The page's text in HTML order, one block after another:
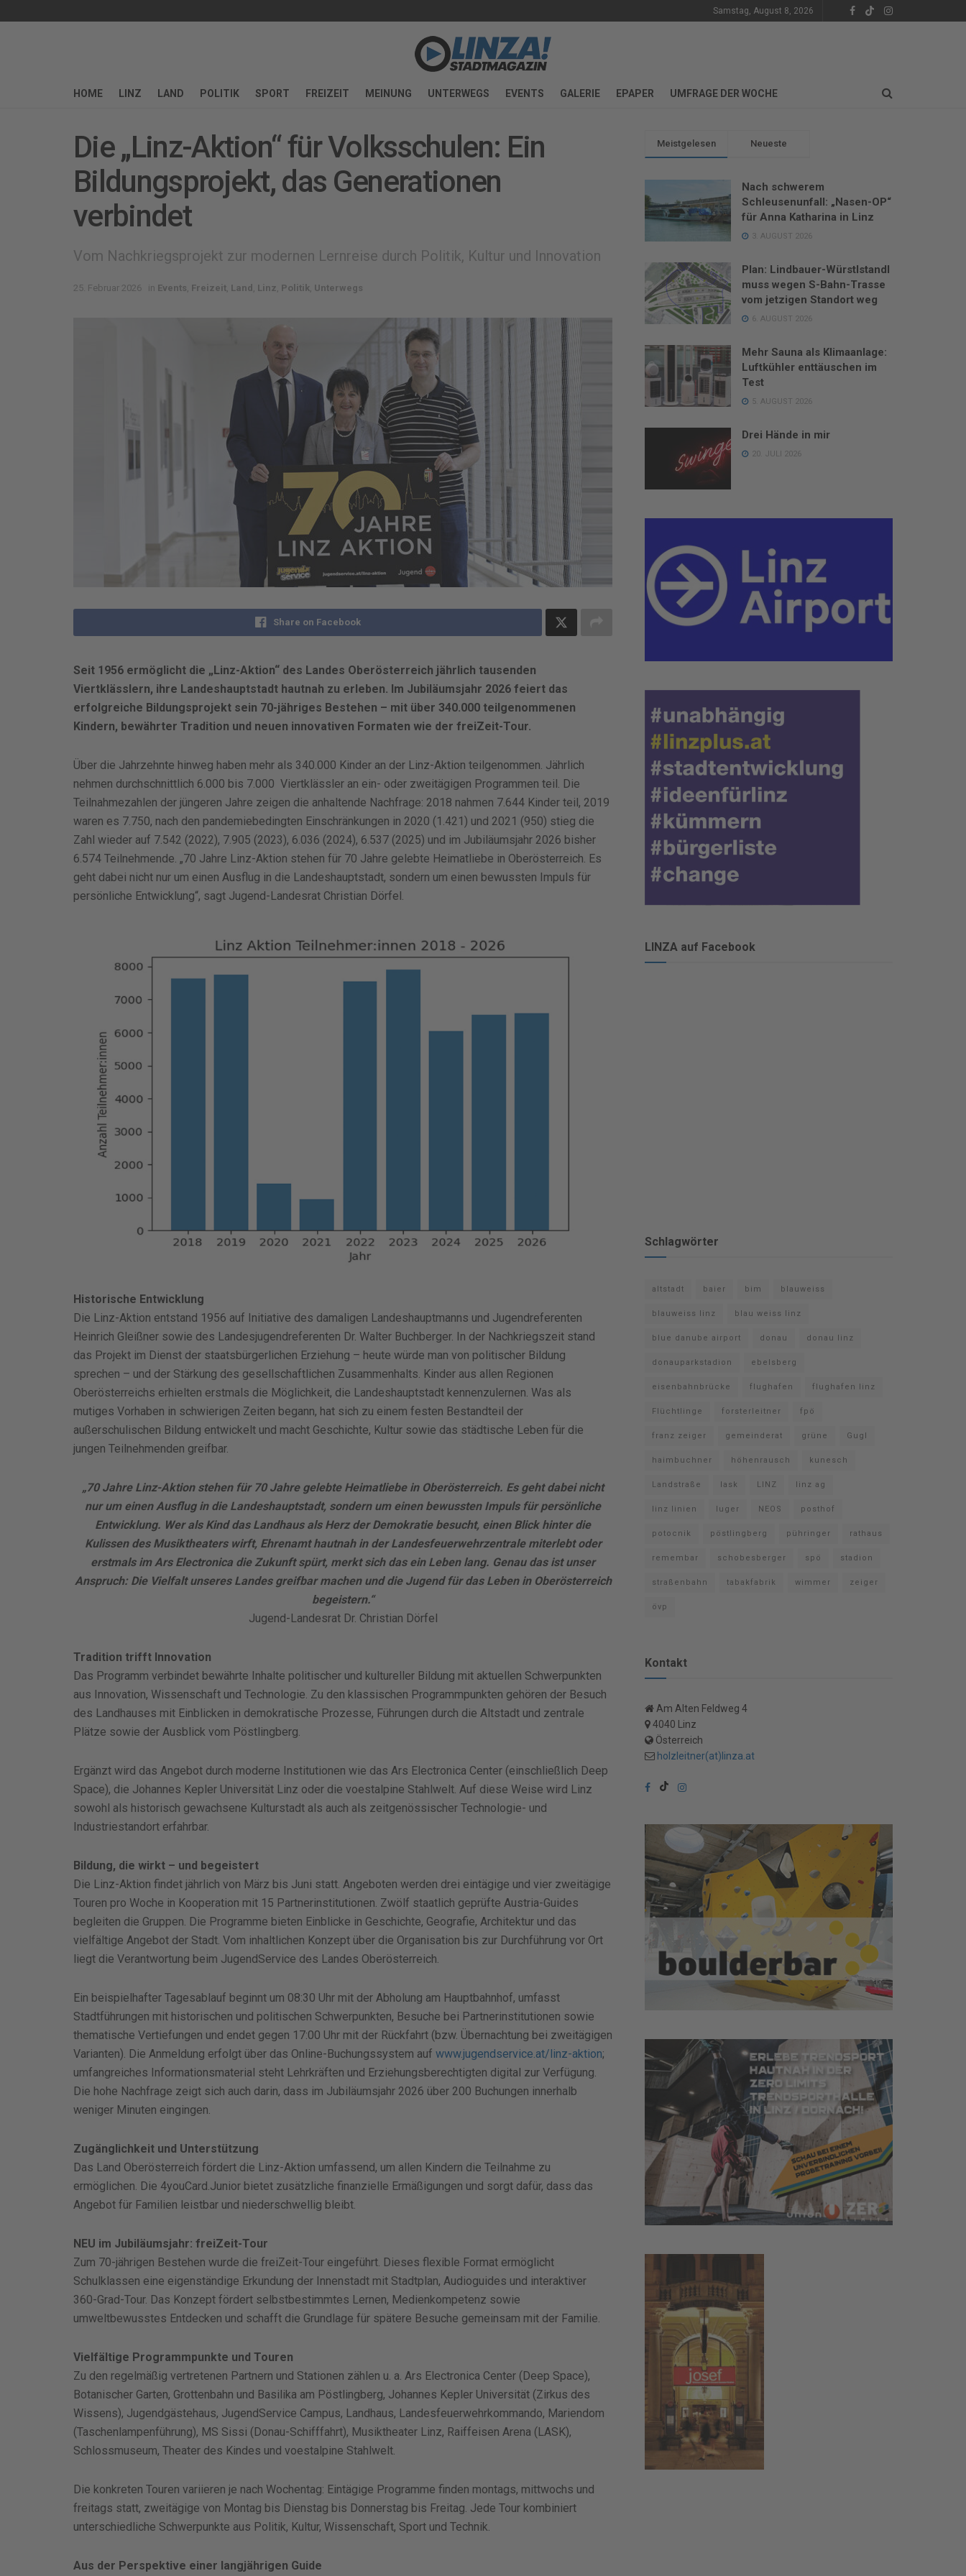
Samstag, August 8, 2026
HOME LINZ LAND POLITIK SPORT FREIZEIT MEINUNG UNTERWEGS EVENTS GALERIE EPAPER UMFRAGE DER WOCHE
Die „Linz-Aktion“ für Volksschulen: Ein
Bildungsprojekt, das Generationen
verbindet
Vom Nachkriegsprojekt zur modernen Lernreise durch Politik, Kultur und Innovation
25. Februar 2026 in Events Freizeit Land Linz Politik Unterwegs
Share on Facebook
Seit 1956 ermöglicht die „Linz-Aktion“ des Landes Oberösterreich jährlich tausenden
Viertklässlern, ihre Landeshauptstadt hautnah zu erleben. Im Jubiläumsjahr 2026 feiert das
erfolgreiche Bildungsprojekt sein 70-jähriges Bestehen – mit über 340.000 teilgenommenen
Kindern, bewährter Tradition und neuen innovativen Formaten wie der freiZeit-Tour.
Über die Jahrzehnte hinweg haben mehr als 340.000 Kinder an der Linz-Aktion teilgenommen. Jährlich
nehmen durchschnittlich 6.000 bis 7.000 Viertklässler an ein- oder zweitägigen Programmen teil. Die
Teilnahmezahlen der jüngeren Jahre zeigen die anhaltende Nachfrage: 2018 nahmen 7.644 Kinder teil, 2019
waren es 7.750, nach den pandemiebedingten Einschränkungen in 2020 (1.421) und 2021 (950) stieg die
Zahl wieder auf 7.542 (2022), 7.905 (2023), 6.036 (2024), 6.537 (2025) und im Jubiläumsjahr 2026 bisher
6.574 Teilnehmende. „70 Jahre Linz-Aktion stehen für 70 Jahre gelebte Heimatliebe in Oberösterreich. Es
geht dabei nicht nur um einen Ausflug in die Landeshauptstadt, sondern um einen bewussten Impuls für
persönliche Entwicklung“, sagt Jugend-Landesrat Christian Dörfel.
Historische Entwicklung
Die Linz-Aktion entstand 1956 auf Initiative des damaligen Landeshauptmanns und Jugendreferenten
Heinrich Gleißner sowie des Landesjugendreferenten Dr. Walter Buchberger. In der Nachkriegszeit stand
das Projekt im Dienst der staatsbürgerlichen Erziehung – heute würde man von politischer Bildung
sprechen – und der Stärkung des gesellschaftlichen Zusammenhalts. Kinder aus allen Regionen
Oberösterreichs erhielten erstmals die Möglichkeit, die Landeshauptstadt kennenzulernen. Was als
mutiges Vorhaben in schwierigen Zeiten begann, hat sich zu einem festen Bestandteil der
außerschulischen Bildung entwickelt und macht Geschichte, Kultur sowie das städtische Leben für die
jungen Teilnehmenden greifbar.
„70 Jahre Linz-Aktion stehen für 70 Jahre gelebte Heimatliebe in Oberösterreich. Es geht dabei nicht
nur um einen Ausflug in die Landeshauptstadt, sondern um einen bewussten Impuls für persönliche
Entwicklung. Wer als Kind das Landhaus als Herz der Demokratie besucht, einen Blick hinter die
Kulissen des Musiktheaters wirft, Ehrenamt hautnah in der Landesfeuerwehrzentrale miterlebt oder
erstmals im Ars Electronica die Zukunft spürt, merkt sich das ein Leben lang. Genau das ist unser
Anspruch: Die Vielfalt unseres Landes greifbar machen und die Jugend für das Leben in Oberösterreich
begeistern.“
Jugend-Landesrat Dr. Christian Dörfel
Tradition trifft Innovation
Das Programm verbindet bewährte Inhalte politischer und kultureller Bildung mit aktuellen Schwerpunkten
aus Innovation, Wissenschaft und Technologie. Zu den klassischen Programmpunkten gehören der Besuch
des Landhauses mit Einblicken in demokratische Prozesse, Führungen durch die Altstadt und zentrale
Plätze sowie der Ausblick vom Pöstlingberg.
Ergänzt wird das Angebot durch moderne Institutionen wie das Ars Electronica Center (einschließlich Deep
Space), die Johannes Kepler Universität Linz oder die voestalpine Stahlwelt. Auf diese Weise wird Linz
sowohl als historisch gewachsene Kulturstadt als auch als zeitgenössischer Technologie- und
Industriestandort erfahrbar.
Bildung, die wirkt – und begeistert
Die Linz-Aktion findet jährlich von März bis Juni statt. Angeboten werden drei eintägige und vier zweitägige
Touren pro Woche in Kooperation mit 15 Partnerinstitutionen. Zwölf staatlich geprüfte Austria-Guides
begleiten die Gruppen. Die Programme bieten Einblicke in Geschichte, Geografie, Architektur und das
vielfältige Angebot der Stadt. Vom inhaltlichen Konzept über die Organisation bis zur Durchführung vor Ort
liegt die Verantwortung beim JugendService des Landes Oberösterreich.
Ein beispielhafter Tagesablauf beginnt um 08:30 Uhr mit der Abholung am Hauptbahnhof, umfasst
Stadtführungen mit historischen und politischen Schwerpunkten, Besuche bei Partnerinstitutionen sowie
thematische Vertiefungen und endet gegen 17:00 Uhr mit der Rückfahrt (bzw. Übernachtung bei zweitägigen
Varianten). Die Anmeldung erfolgt über das Online-Buchungssystem auf www.jugendservice.at/linz-aktion;
umfangreiches Informationsmaterial steht Lehrkräften und Erziehungsberechtigten digital zur Verfügung.
Die hohe Nachfrage zeigt sich auch darin, dass im Jubiläumsjahr 2026 über 200 Buchungen innerhalb
weniger Minuten eingingen.
Zugänglichkeit und Unterstützung
Das Land Oberösterreich fördert die Linz-Aktion umfassend, um allen Kindern die Teilnahme zu
ermöglichen. Die 4youCard.Junior bietet zusätzliche finanzielle Ermäßigungen und sorgt dafür, dass das
Angebot für Familien leistbar und niederschwellig bleibt.
NEU im Jubiläumsjahr: freiZeit-Tour
Zum 70-jährigen Bestehen wurde die freiZeit-Tour eingeführt. Dieses flexible Format ermöglicht
Schulklassen eine eigenständige Erkundung der Innenstadt mit Stadtplan, Audioguides und interaktiver
360-Grad-Tour. Das Konzept fördert selbstbestimmtes Lernen, Medienkompetenz sowie
umweltbewusstes Entdecken und schafft die Grundlage für spätere Besuche gemeinsam mit der Familie.
Vielfältige Programmpunkte und Touren
Zu den regelmäßig vertretenen Partnern und Stationen zählen u. a. Ars Electronica Center (Deep Space),
Botanischer Garten, Grottenbahn und Basilika am Pöstlingberg, Johannes Kepler Universität (Zirkus des
Wissens), Jugendgästehaus, JugendService Campus, Landhaus, Landesfeuerwehrkommando, Mariendom
(Taschenlampenführung), MS Sissi (Donau-Schifffahrt), Musiktheater Linz, Raiffeisen Arena (LASK),
Schlossmuseum, Theater des Kindes und voestalpine Stahlwelt.
Die konkreten Touren variieren je nach Wochentag: Eintägige Programme finden montags, mittwochs und
freitags statt, zweitägige von Montag bis Dienstag bis Donnerstag bis Freitag. Jede Tour kombiniert
unterschiedliche Schwerpunkte aus Politik, Kultur, Wissenschaft, Sport und Technik.
Aus der Perspektive einer langjährigen Guide
Meistgelesen Neueste
Nach schwerem
Schleusenunfall: „Nasen-OP“
für Anna Katharina in Linz
3. AUGUST 2026
Plan: Lindbauer-Würstlstandl
muss wegen S-Bahn-Trasse
vom jetzigen Standort weg
6. AUGUST 2026
Mehr Sauna als Klimaanlage:
Luftkühler enttäuschen im
Test
5. AUGUST 2026
Drei Hände in mir
20. JULI 2026
LINZA auf Facebook
Schlagwörter
altstadt baier bim blauweiss
blauweiss linz blau weiss linz
blue danube airport donau donau linz
donauparkstadion ebelsberg
eisenbahnbrücke flughafen flughafen linz
Flüchtlinge forsterleitner fpö
franz zeiger gemeinderat grüne Gugl
haimbuchner höhenrausch kunesch
Landstraße lask LINZ linz ag
linz linien luger NEOS posthof
potocnik pöstlingberg pühringer rathaus
remembar schobesberger spö stadion
straßenbahn tabakfabrik wimmer zeiger
övp
Kontakt
Am Alten Feldweg 4
4040 Linz
Österreich
holzleitner(at)linza.at